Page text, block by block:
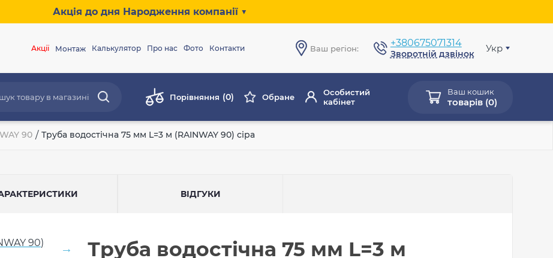
Акція до дня Народження компанії ▼
Акції Монтаж Калькулятор Про нас Фото Контакти Ваш регіон: +380675071314
Зворотній дзвінок Укр
Порівняння (0) Обране
Особистий
кабінет
Ваш кошик
товарів (0)
90 / Труба водостічна 75 мм L=3 м (RAINWAY 90) сіра
ВІДГУКИ
Труба водостічна 75 мм L=3 м